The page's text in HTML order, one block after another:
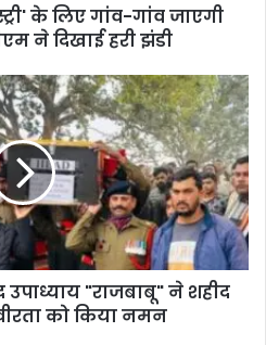
के लिए गांव-गांव जाएगी
ने दिखाई हरी झंडी
उपाध्याय "राजबाबू" ने शहीद
को किया नमन